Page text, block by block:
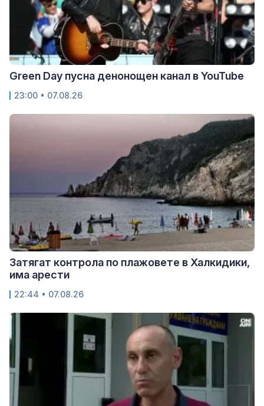
Green Day пусна денонощен канал в YouTube
23:00 • 07.08.26
Затягат контрола по плажовете в Халкидики,
има арести
22:44 • 07.08.26